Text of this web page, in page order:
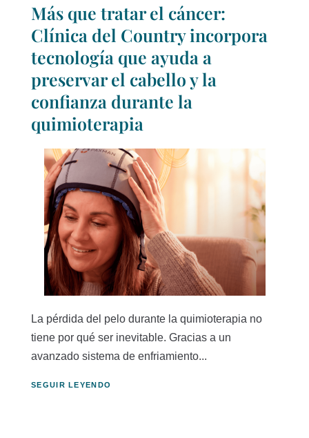
Más que tratar el cáncer:
Clínica del Country incorpora
tecnología que ayuda a
preservar el cabello y la
confianza durante la
quimioterapia
La pérdida del pelo durante la quimioterapia no
tiene por qué ser inevitable. Gracias a un
avanzado sistema de enfriamiento...
SEGUIR LEYENDO